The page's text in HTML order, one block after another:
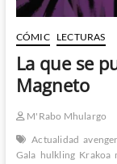
CÓMIC LECTURAS
La que se
Magneto
M'Rabo Mhulargo
Actualidad
Gala hulkling Krakoa